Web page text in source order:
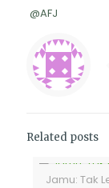
@AFJ
Related posts
Jamu: Tak